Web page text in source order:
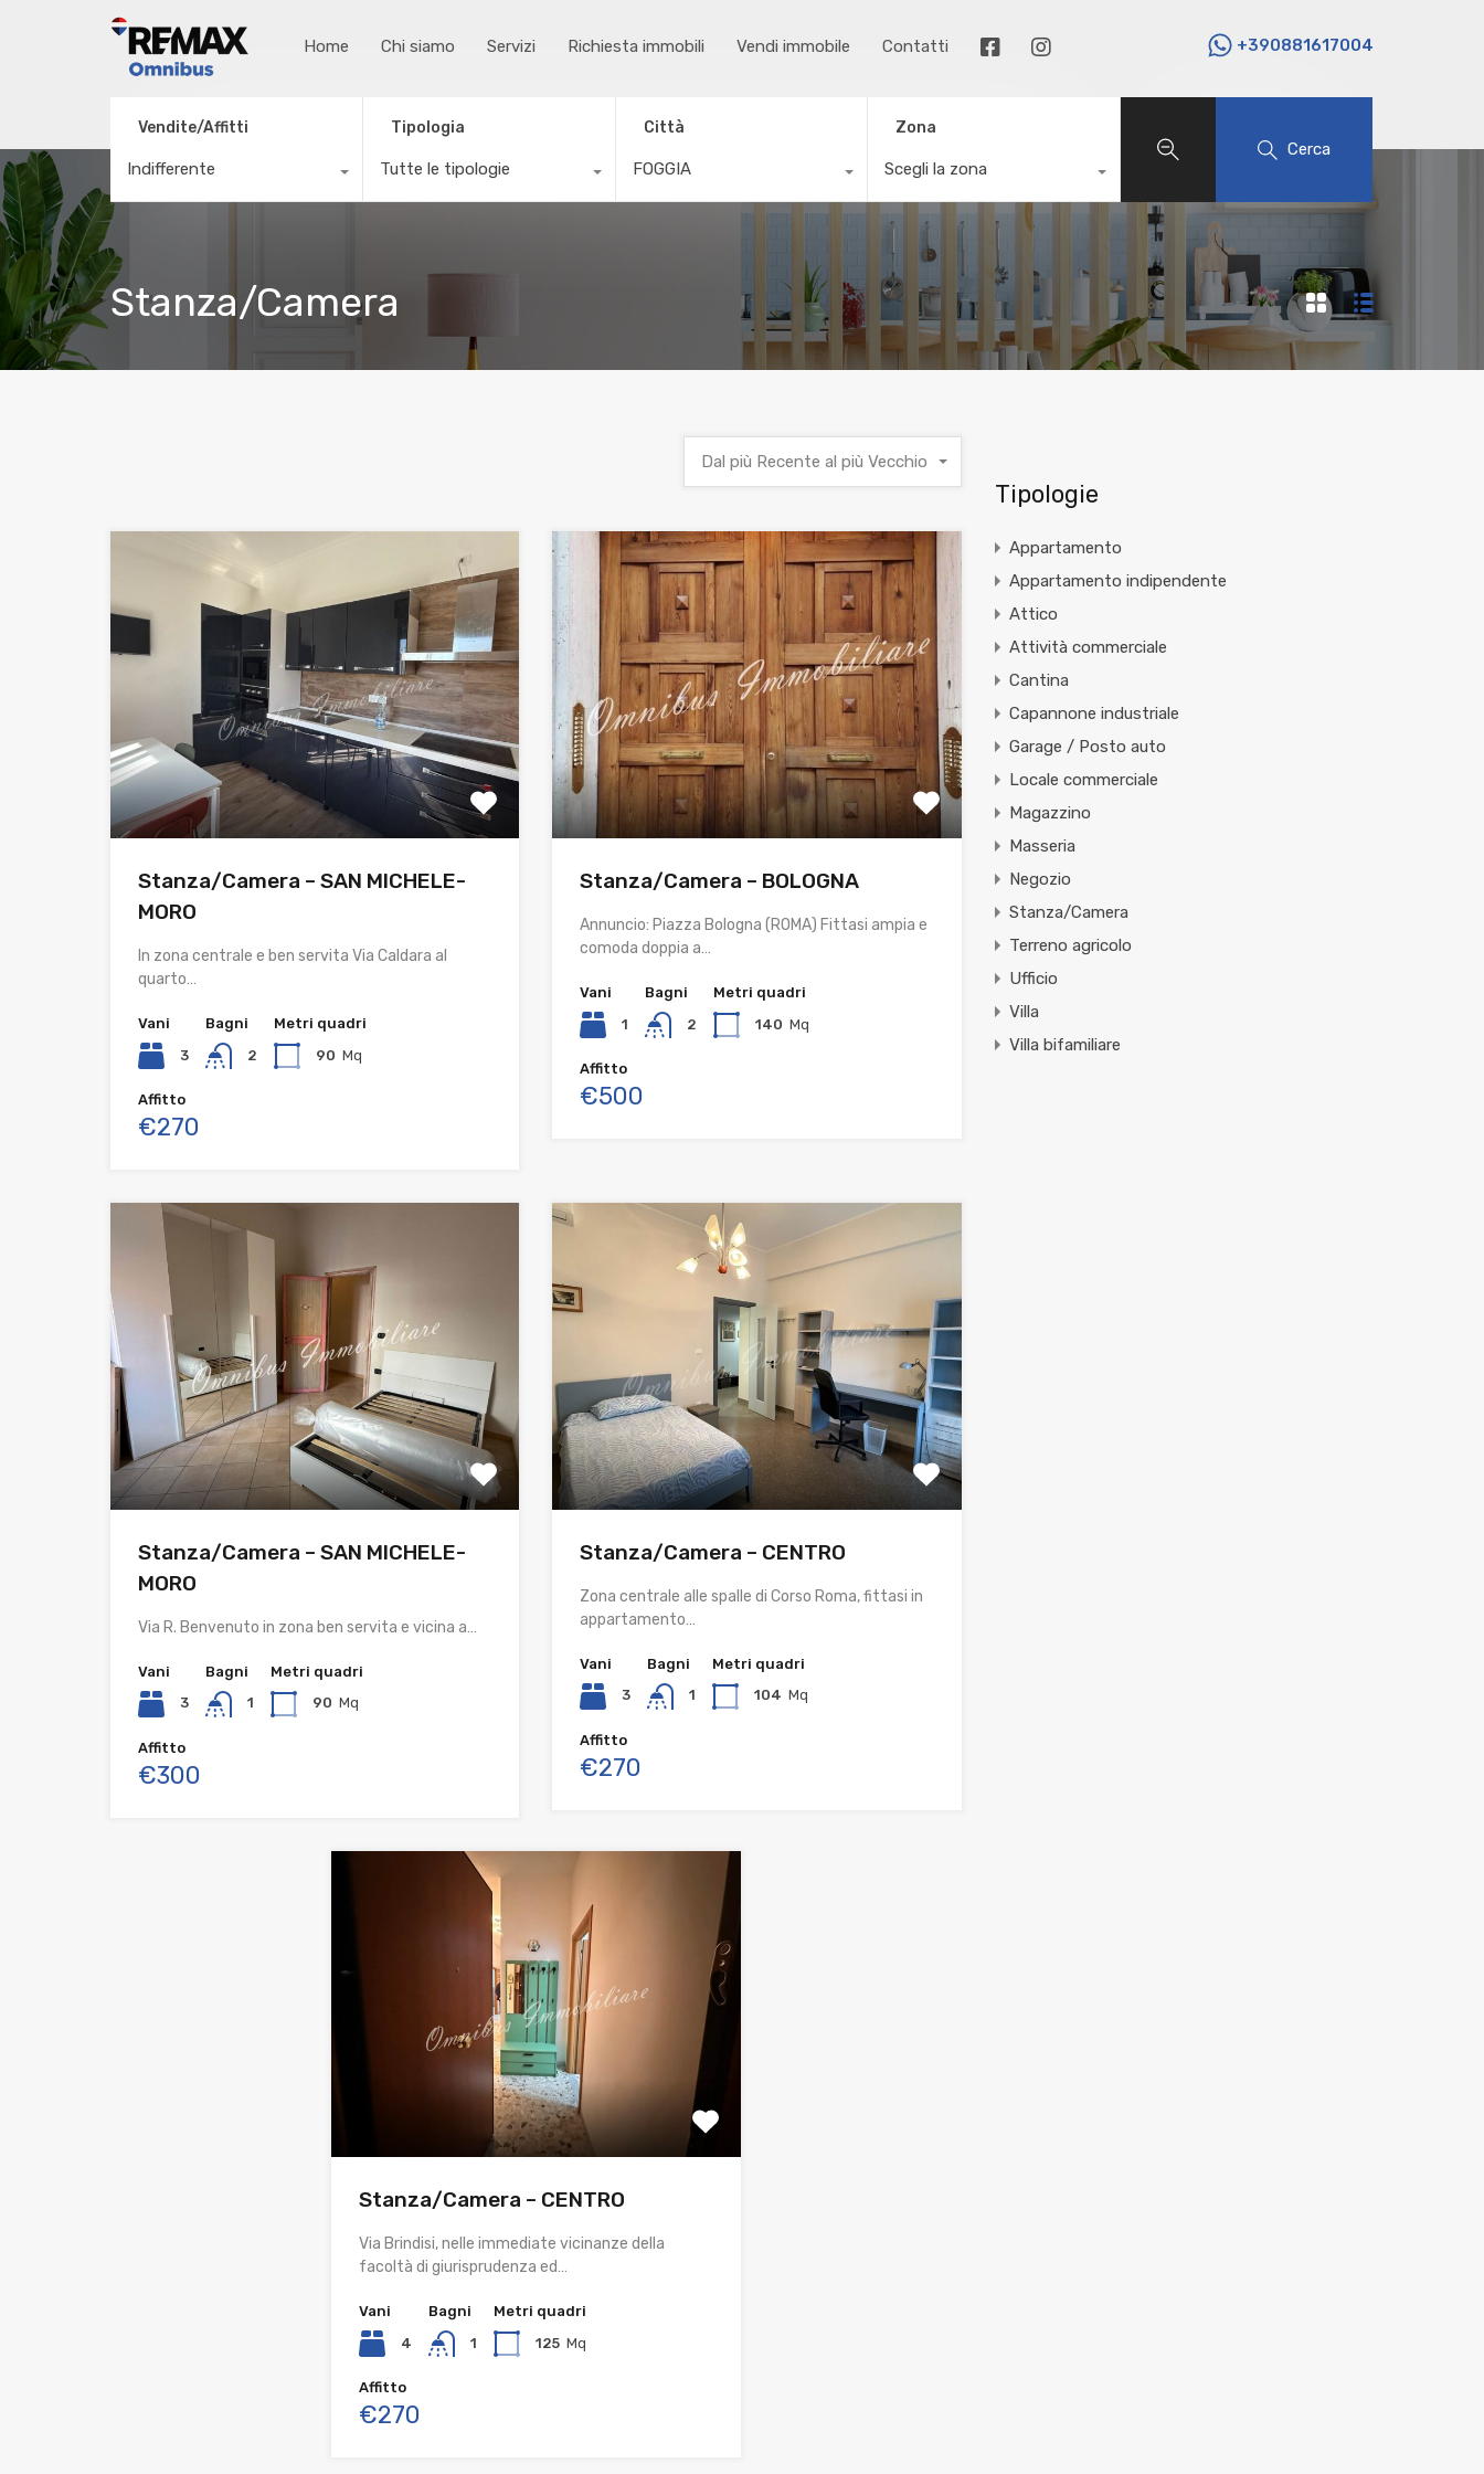
Home Chi siamo Servizi Richiesta immobili Vendi immobile Contatti +390881617004
Vendite/Affitti
Indifferente
Tipologia
Tutte le tipologie
Città
FOGGIA
Zona
Scegli la zona
Cerca
Stanza/Camera
Dal più Recente al più Vecchio
Stanza/Camera – SAN MICHELE-
MORO
In zona centrale e ben servita Via Caldara al
quarto…
Vani
3
Bagni
2
Metri quadri
90 Mq
Affitto
€270
Stanza/Camera – BOLOGNA
Annuncio: Piazza Bologna (ROMA) Fittasi ampia e
comoda doppia a…
Vani
1
Bagni
2
Metri quadri
140 Mq
Affitto
€500
Stanza/Camera – SAN MICHELE-
MORO
Via R. Benvenuto in zona ben servita e vicina a…
Vani
3
Bagni
1
Metri quadri
90 Mq
Affitto
€300
Stanza/Camera – CENTRO
Zona centrale alle spalle di Corso Roma, fittasi in
appartamento…
Vani
3
Bagni
1
Metri quadri
104 Mq
Affitto
€270
Stanza/Camera – CENTRO
Via Brindisi, nelle immediate vicinanze della
facoltà di giurisprudenza ed…
Vani
4
Bagni
1
Metri quadri
125 Mq
Affitto
€270
Tipologie
Appartamento
Appartamento indipendente
Attico
Attività commerciale
Cantina
Capannone industriale
Garage / Posto auto
Locale commerciale
Magazzino
Masseria
Negozio
Stanza/Camera
Terreno agricolo
Ufficio
Villa
Villa bifamiliare